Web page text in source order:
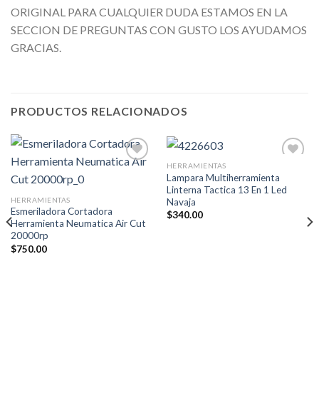
ORIGINAL PARA CUALQUIER DUDA ESTAMOS EN LA
SECCION DE PREGUNTAS CON GUSTO LOS AYUDAMOS
GRACIAS.
PRODUCTOS RELACIONADOS
HERRAMIENTAS
Esmeriladora Cortadora
Herramienta Neumatica Air Cut
20000rp
$750.00
lista de
HERRAMIENTAS
Lampara Multiherramienta
Linterna Tactica 13 En 1 Led
Navaja
$340.00